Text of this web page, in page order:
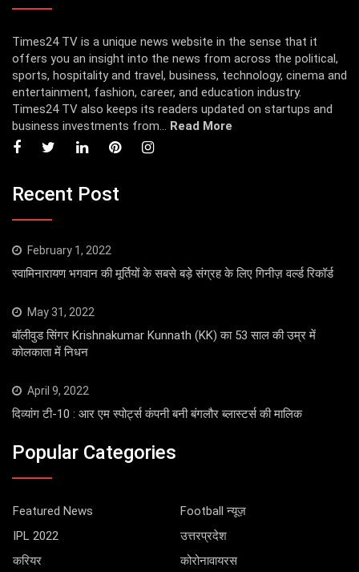
Times24 TV is a unique news website in the sense that it
offers you an insight into the news from across the political,
sports, hospitality and travel, business, technology, cinema and
entertainment, fashion, career, and education industry.
Times24 TV also keeps its readers updated on startups and
business investments from... Read More
Recent Post
February 1, 2022
स्वामिनारायण भगवान की मूर्तियों के सबसे बड़े संग्रह के लिए गिनीज़ वर्ल्ड रिकॉर्ड
May 31, 2022
बॉलीवुड सिंगर Krishnakumar Kunnath (KK) का 53 साल की उम्र में
कोलकाता में निधन
April 9, 2022
दिव्यांग टी-10 : आर एम स्पोर्ट्स कंपनी बनी बंगलौर ब्लास्टर्स की मालिक
Popular Categories
Featured News
Football न्यूज़
IPL 2022
उत्तरप्रदेश
करियर
कोरोनावायरस